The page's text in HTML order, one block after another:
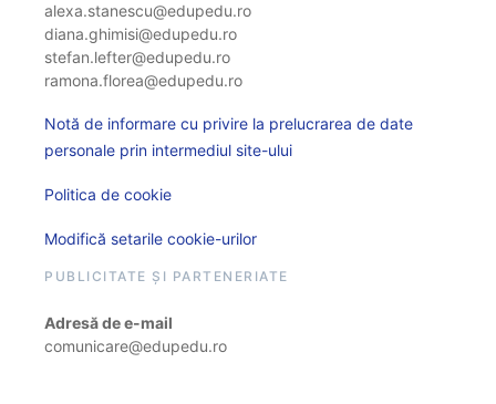
alexa.stanescu@edupedu.ro
diana.ghimisi@edupedu.ro
stefan.lefter@edupedu.ro
ramona.florea@edupedu.ro
Notă de informare cu privire la prelucrarea de date
personale prin intermediul site-ului
Politica de cookie
Modifică setarile cookie-urilor
PUBLICITATE ȘI PARTENERIATE
Adresă de e-mail
comunicare@edupedu.ro